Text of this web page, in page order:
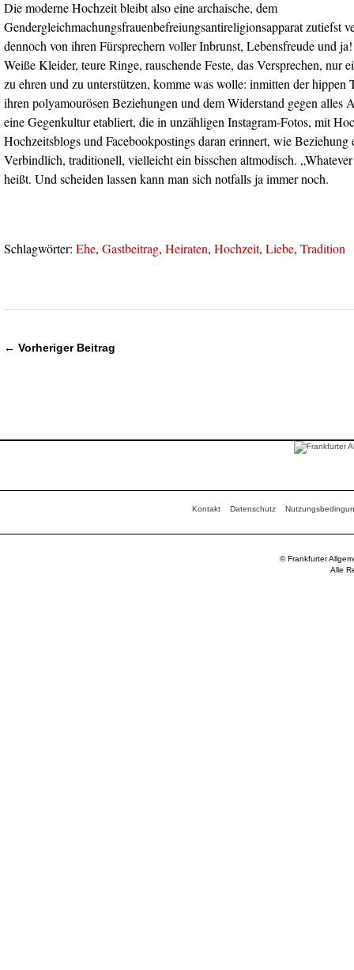
Die moderne Hochzeit bleibt also eine archaische, dem
Gendergleichmachungsfrauenbefreiungsantireligionsapparat zutiefst
dennoch von ihren Fürsprechern voller Inbrunst, Lebensfreude und
Weiße Kleider, teure Ringe, rauschende Feste, das Versprechen, nur
zu ehren und zu unterstützen, komme was wolle: inmitten der hippen
ihren polyamourösen Beziehungen und dem Widerstand gegen alles
eine Gegenkultur etabliert, die in unzähligen Instagram-Fotos, mit
Hochzeitsblogs und Facebookpostings daran erinnert, wie Beziehung
Verbindlich, traditionell, vielleicht ein bisschen altmodisch.
heißt. Und scheiden lassen kann man sich notfalls ja immer noch.
Schlagwörter: Ehe, Gastbeitrag, Heiraten, Hochzeit, Liebe, Tradition
← Vorheriger Beitrag
Kontakt Datenschutz
© Frankfurter
Alle